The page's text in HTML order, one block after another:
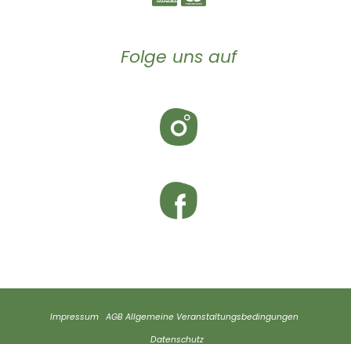
Folge uns auf
Impressum AGB Allgemeine Veranstaltungsbedingungen
Datenschutz